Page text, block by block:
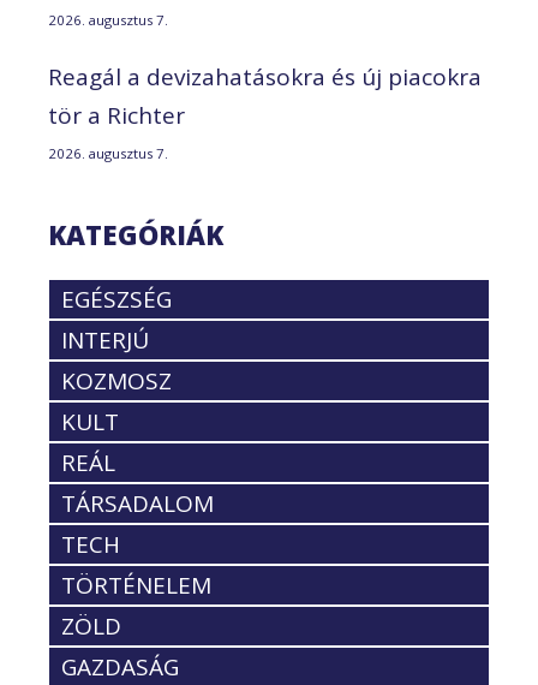
2026. augusztus 7.
Reagál a devizahatásokra és új piacokra
tör a Richter
2026. augusztus 7.
KATEGÓRIÁK
EGÉSZSÉG
INTERJÚ
KOZMOSZ
KULT
REÁL
TÁRSADALOM
TECH
TÖRTÉNELEM
ZÖLD
GAZDASÁG